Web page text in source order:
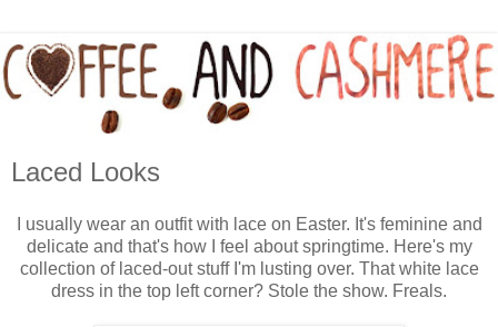
Laced Looks
I usually wear an outfit with lace on Easter. It's feminine and
delicate and that's how I feel about springtime. Here's my
collection of laced-out stuff I'm lusting over. That white lace
dress in the top left corner? Stole the show. Freals.